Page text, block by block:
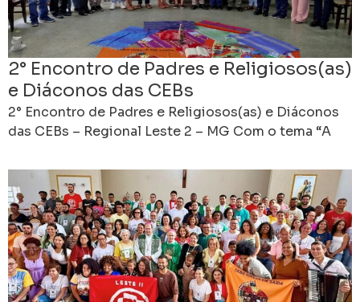
2° Encontro de Padres e Religiosos(as)
e Diáconos das CEBs
2° Encontro de Padres e Religiosos(as) e Diáconos
das CEBs – Regional Leste 2 – MG Com o tema “A